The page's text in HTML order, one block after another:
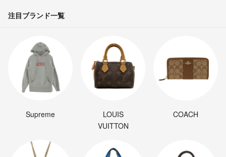
注目ブランド一覧
Supreme
LOUIS
VUITTON
COACH